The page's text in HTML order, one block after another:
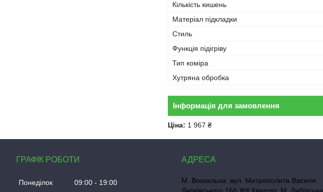
Кількість кишень
Матеріал підкладки
Стиль
Функція підігріву
Тип коміра
Хутряна обробка
Інформація для замовлення
Ціна: 1 967 ₴
ГРАФІК РОБОТИ
Понеділок 09:00 19:00
М. Вокзальна, вул. Митрополита Василя